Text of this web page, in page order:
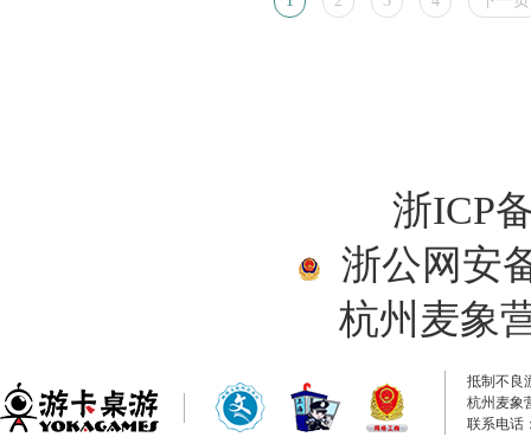
浙ICP
浙公网安
杭州麦象
抵制不良
杭州麦象
联系电话